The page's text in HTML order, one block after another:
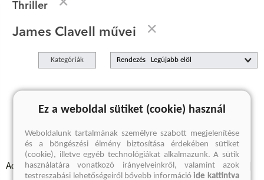
Thriller
James Clavell művei
Kategóriák Rendezés
A keresett kifejezésre nincs találat
Adatvédelmi szabályzatok Elállási felmondási nyilatkozat
Ez a weboldal sütiket (cookie) használ
Weboldalunk tartalmának személyre szabott megjelenítése
és a böngészési élmény biztosítása érdekében sütiket
(cookie), illetve egyéb technológiákat alkalmazunk. A sütik
használatára vonatkozó irányelveinkről, valamint azok
testreszabási lehetőségeiről bővebb információide kattintva